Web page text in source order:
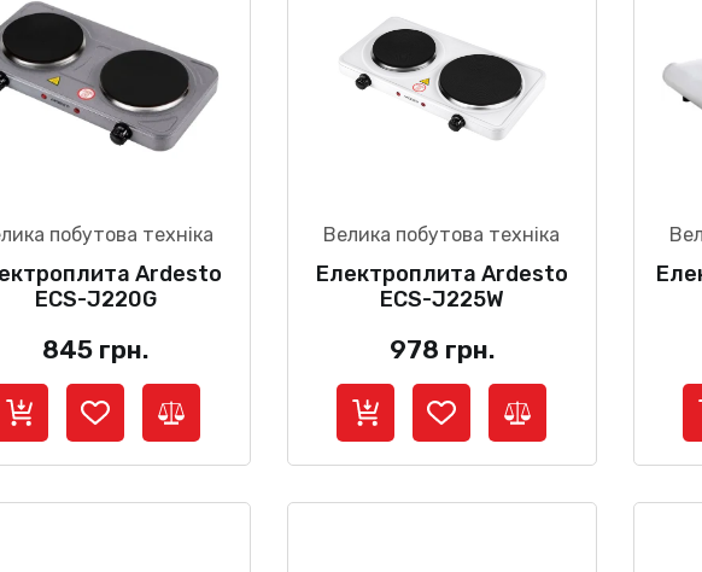
побутова техніка
Ardesto
ECS-J220G
845 грн.
Велика побутова техніка
Електроплита Ardesto
ECS-J225W
978 грн.